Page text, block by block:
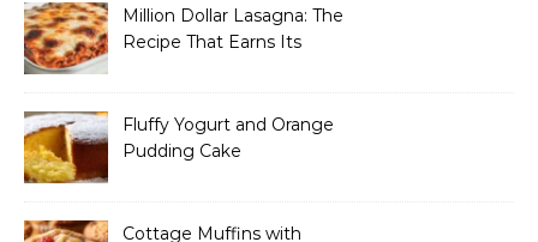
Million Dollar Lasagna: The
Recipe That Earns Its
Fluffy Yogurt and Orange
Pudding Cake
Cottage Muffins with